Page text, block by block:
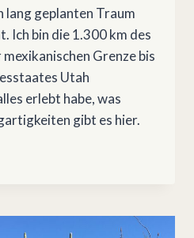
lang geplanten Traum
Ich bin die 1.300 km des
Grenze bis
Utah
erlebt habe, was
gibt es hier.